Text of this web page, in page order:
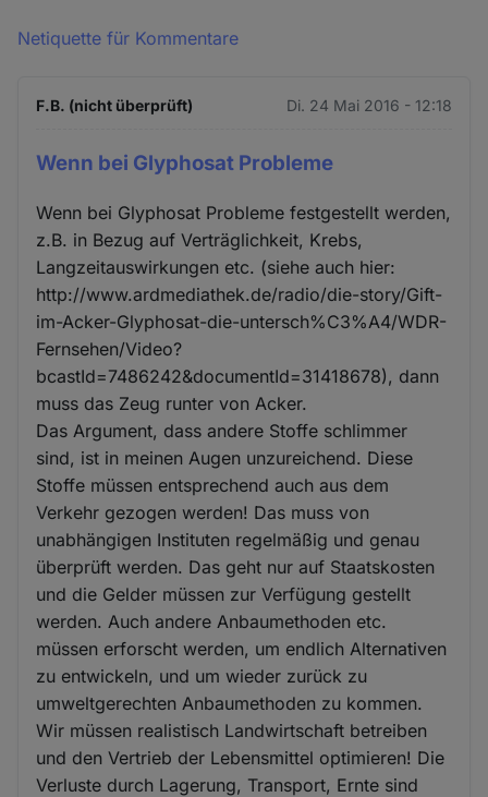
Netiquette für Kommentare
F.B. (nicht überprüft) Di. 24 Mai 2016 - 12:18
Wenn bei Glyphosat Probleme
Wenn bei Glyphosat Probleme festgestellt werden,
z.B. in Bezug auf Verträglichkeit, Krebs,
Langzeitauswirkungen etc. (siehe auch hier:
http://www.ardmediathek.de/radio/die-story/Gift-
im-Acker-Glyphosat-die-untersch%C3%A4/WDR-
Fernsehen/Video?
bcastId=7486242&documentId=31418678), dann
muss das Zeug runter von Acker.
Das Argument, dass andere Stoffe schlimmer
sind, ist in meinen Augen unzureichend. Diese
Stoffe müssen entsprechend auch aus dem
Verkehr gezogen werden! Das muss von
unabhängigen Instituten regelmäßig und genau
überprüft werden. Das geht nur auf Staatskosten
und die Gelder müssen zur Verfügung gestellt
werden. Auch andere Anbaumethoden etc.
müssen erforscht werden, um endlich Alternativen
zu entwickeln, und um wieder zurück zu
umweltgerechten Anbaumethoden zu kommen.
Wir müssen realistisch Landwirtschaft betreiben
und den Vertrieb der Lebensmittel optimieren! Die
Verluste durch Lagerung, Transport, Ernte sind